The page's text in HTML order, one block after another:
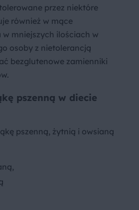
przez niektóre
również w mące
w mniejszych ilościach w
osoby z nietolerancją
bezglutenowe zamienniki
pszenną w diecie
pszenną, żytnią i owsianą